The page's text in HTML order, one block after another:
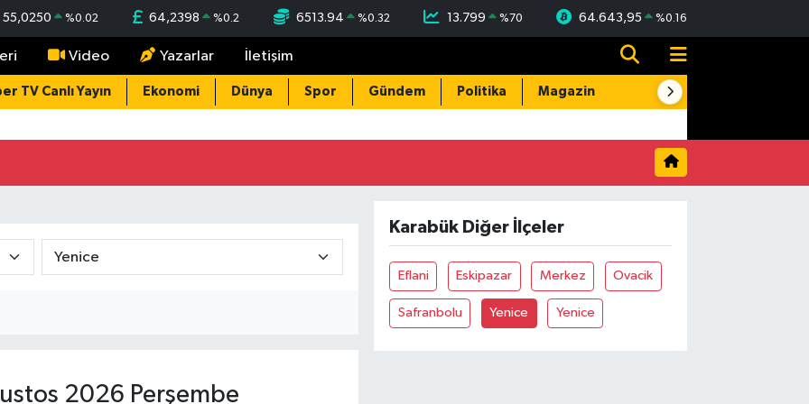
55,0250 %0.02 64,2398 %0.2 6513.94 %0.32 13.799 %70 64.643,95 %0.16
Video Yazarlar İletişim
TV Canlı Yayın Ekonomi Dünya Spor Gündem Politika Magazin Resmi İlanlar
2026 Perşembe
Karabük Diğer İlçeler
Eflani Eskipazar Merkez Ovacik
Safranbolu Yenice Yenice